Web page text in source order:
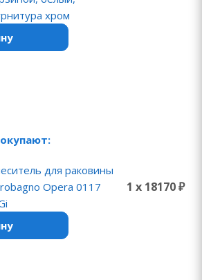
хром
для раковины
Opera 0117
1 x 18170 ₽